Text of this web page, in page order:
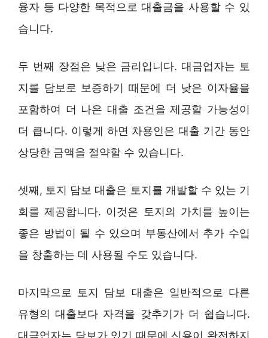
융자 등 다양한 목적으로 대출금을 사용할 수 있
습니다.
두 번째 장점은 낮은 금리입니다. 대금업자는 토
지를 담보로 보증하기 때문에 더 낮은 이자율을
포함하여 더 나은 대출 조건을 제공할 가능성이
더 큽니다. 이렇게 하면 차용인은 대출 기간 동안
상당한 금액을 절약할 수 있습니다.
셋째, 토지 담보 대출은 토지를 개발할 수 있는 기
회를 제공합니다. 이것은 토지의 가치를 높이는
좋은 방법이 될 수 있으며 부동산에서 추가 수입
을 창출하는 데 사용될 수도 있습니다.
마지막으로 토지 담보 대출은 일반적으로 다른
유형의 대출보다 자격을 갖추기가 더 쉽습니다.
대금업자는 담보가 있기 때문에 신용이 완전하지